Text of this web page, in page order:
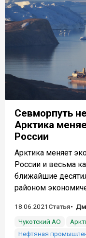
Севморпуть
Арктика
России
Арктика меняет
России и весьма
ближайшие
районом
18.06.2021 Статья
Чукотский АО
Нефтяная